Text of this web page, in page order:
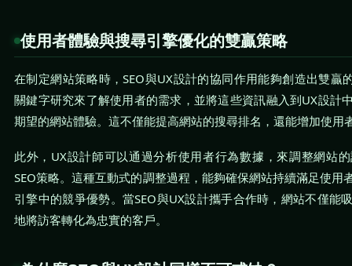
使用者體驗與搜尋引擎優化的雙贏策略
在制定網站策略時，SEO與UX設計的協同作用能夠創造出雙贏
關鍵字研究來了解使用者的需求，並將這些資訊融入到UX設計
期望的網站體驗。這不僅能提高網站的搜尋排名，還能增加使用
此外，UX設計師可以通過分析使用者行為數據，來調整網站
SEO策略。這種互動式的調整過程，能夠確保網站持續滿足使用
引擎中的競爭優勢。當SEO與UX設計攜手合作時，網站不僅能
地將訪客轉化為忠實的客戶。